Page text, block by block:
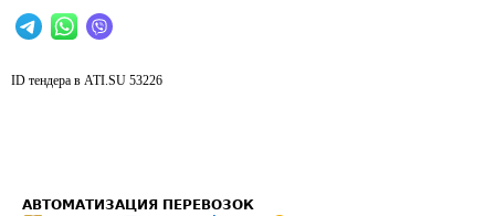
ID тендера в ATI.SU 53226
АВТОМАТИЗАЦИЯ ПЕРЕВОЗОК